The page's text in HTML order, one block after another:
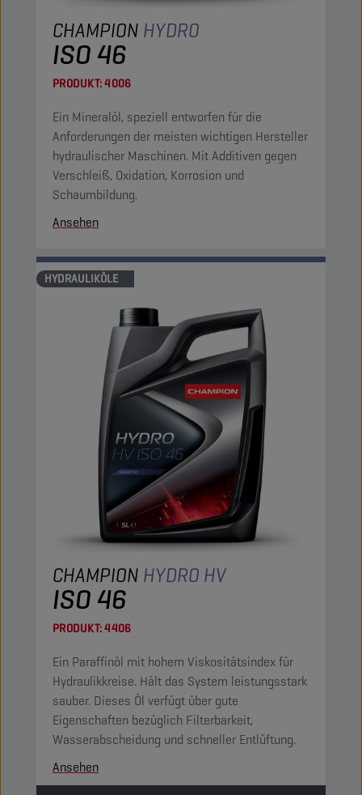
CHAMPION HYDRO
ISO 46
PRODUKT:4006
Ein Mineralöl, speziell entworfen für die
Anforderungen der meisten wichtigen Hersteller
hydraulischer Maschinen. Mit Additiven gegen
Verschleiß, Oxidation, Korrosion und
Schaumbildung.
Ansehen
HYDRAULIKÖLE
CHAMPION HYDRO HV
ISO 46
PRODUKT:4406
Ein Paraffinöl mit hohem Viskositätsindex für
Hydraulikkreise. Hält das System leistungsstark
sauber. Dieses Öl verfügt über gute
Eigenschaften bezüglich Filterbarkeit,
Wasserabscheidung und schneller Entlüftung.
Ansehen